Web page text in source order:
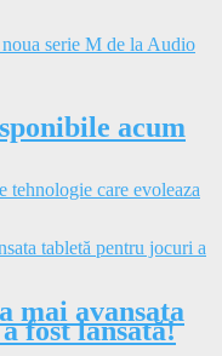
serie M de la Audio
acum
tehnologie care evoleaza
mai avansata
fost lansată!